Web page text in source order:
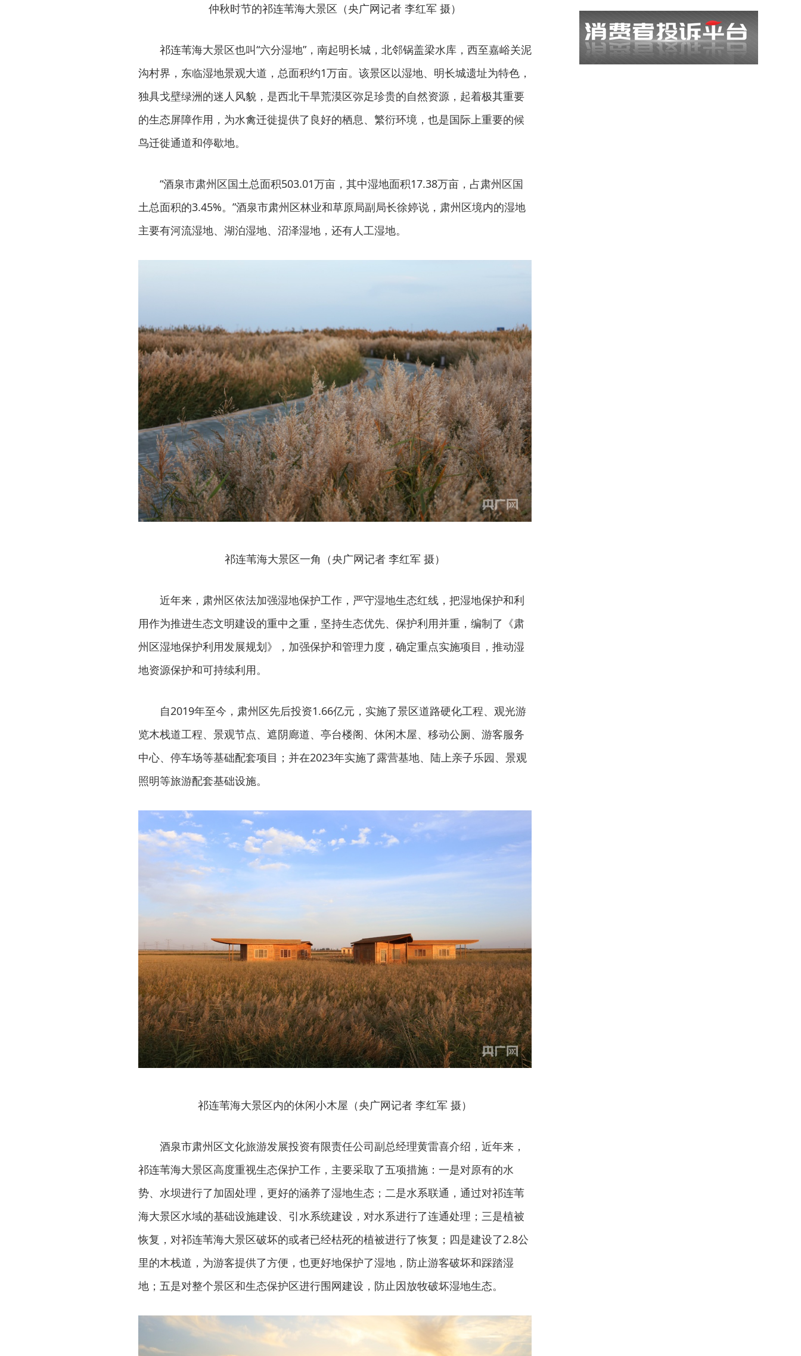
仲秋时节的祁连苇海大景区（央广网记者 李红军 摄）
祁连苇海大景区也叫“六分湿地”，南起明长城，北邻锅盖梁水库，西至嘉峪关泥
沟村界，东临湿地景观大道，总面积约1万亩。该景区以湿地、明长城遗址为特色，
独具戈壁绿洲的迷人风貌，是西北干旱荒漠区弥足珍贵的自然资源，起着极其重要
的生态屏障作用，为水禽迁徙提供了良好的栖息、繁衍环境，也是国际上重要的候
鸟迁徙通道和停歇地。
“酒泉市肃州区国土总面积503.01万亩，其中湿地面积17.38万亩，占肃州区国
土总面积的3.45%。”酒泉市肃州区林业和草原局副局长徐婷说，肃州区境内的湿地
主要有河流湿地、湖泊湿地、沼泽湿地，还有人工湿地。
祁连苇海大景区一角（央广网记者 李红军 摄）
近年来，肃州区依法加强湿地保护工作，严守湿地生态红线，把湿地保护和利
用作为推进生态文明建设的重中之重，坚持生态优先、保护利用并重，编制了《肃
州区湿地保护利用发展规划》，加强保护和管理力度，确定重点实施项目，推动湿
地资源保护和可持续利用。
自2019年至今，肃州区先后投资1.66亿元，实施了景区道路硬化工程、观光游
览木栈道工程、景观节点、遮阴廊道、亭台楼阁、休闲木屋、移动公厕、游客服务
中心、停车场等基础配套项目；并在2023年实施了露营基地、陆上亲子乐园、景观
照明等旅游配套基础设施。
祁连苇海大景区内的休闲小木屋（央广网记者 李红军 摄）
酒泉市肃州区文化旅游发展投资有限责任公司副总经理黄雷喜介绍，近年来，
祁连苇海大景区高度重视生态保护工作，主要采取了五项措施：一是对原有的水
势、水坝进行了加固处理，更好的涵养了湿地生态；二是水系联通，通过对祁连苇
海大景区水域的基础设施建设、引水系统建设，对水系进行了连通处理；三是植被
恢复，对祁连苇海大景区破坏的或者已经枯死的植被进行了恢复；四是建设了2.8公
里的木栈道，为游客提供了方便，也更好地保护了湿地，防止游客破坏和踩踏湿
地；五是对整个景区和生态保护区进行围网建设，防止因放牧破坏湿地生态。